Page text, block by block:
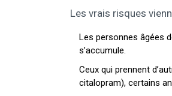
Les vrais risques
Les personnes âgées
s’accumule.
Ceux qui prennent
citalopram), certains